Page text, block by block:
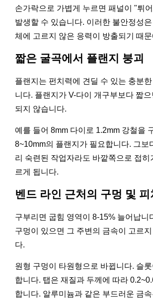
손가락으로 가볍게 누르면 패널이 "튀
발생할 수 있습니다. 이러한 불안정성
체에 고르지 않은 응력이 방출되기 때
짧은 굴곡에서 플랜지 붕괴
플랜지는 펀치력에 견딜 수 있는 충분
니다. 플랜지가 V-다이 개구부보다 짧으
되지 않습니다.
예를 들어 8mm 다이로 1.2mm 강철을
8~10mm의 플랜지가 필요합니다. 그보
리 숙련된 작업자라도 바깥쪽으로 접히
르게 됩니다.
벤드 라인 근처의 구멍 및
구부리면 굽힘 영역이 8-15% 늘어납니
구멍이 있으면 그 주변의 금속이 고르지
다.
원형 구멍이 타원형으로 바뀝니다. 슬
합니다. 탭은 재질과 두께에 따라
합니다. 알루미늄과 같은 부드러운 금